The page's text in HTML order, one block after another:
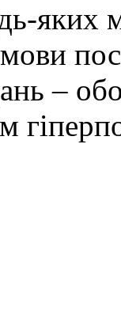
яких
–